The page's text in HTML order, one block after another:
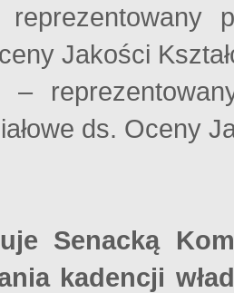
Jakości
–
ds. Oceny
Senacką
kadencji